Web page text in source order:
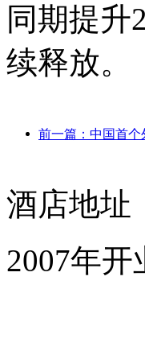
同期提升
续释放。
酒店地址
2007年